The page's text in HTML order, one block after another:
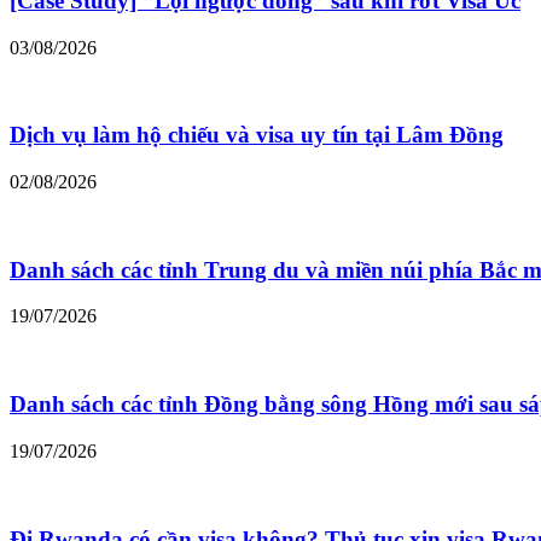
03/08/2026
Dịch vụ làm hộ chiếu và visa uy tín tại Lâm Đồng
02/08/2026
Danh sách các tỉnh Trung du và miền núi phía Bắc
19/07/2026
Danh sách các tỉnh Đồng bằng sông Hồng mới sau
19/07/2026